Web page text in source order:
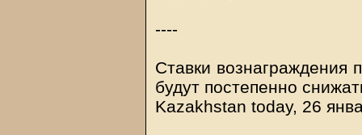
----
Ставки вознаграждения
будут постепенно
Kazakhstan today, 26